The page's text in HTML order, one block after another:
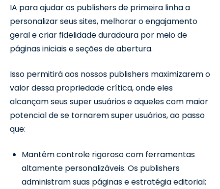
IA para ajudar os publishers de primeira linha a
personalizar seus sites, melhorar o engajamento
geral e criar fidelidade duradoura por meio de
páginas iniciais e seções de abertura.
Isso permitirá aos nossos publishers maximizarem o
valor dessa propriedade crítica, onde eles
alcançam seus super usuários e aqueles com maior
potencial de se tornarem super usuários, ao passo
que:
Mantêm controle rigoroso com ferramentas
altamente personalizáveis. Os publishers
administram suas páginas e estratégia editorial;